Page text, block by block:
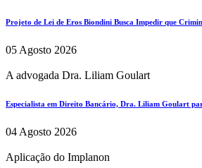
Projeto de Lei de Eros Biondini Busca Impedir que
05 Agosto 2026
A advogada Dra. Liliam Goulart
Especialista em Direito Bancário, Dra. Liliam Goulart
04 Agosto 2026
Aplicação do Implanon